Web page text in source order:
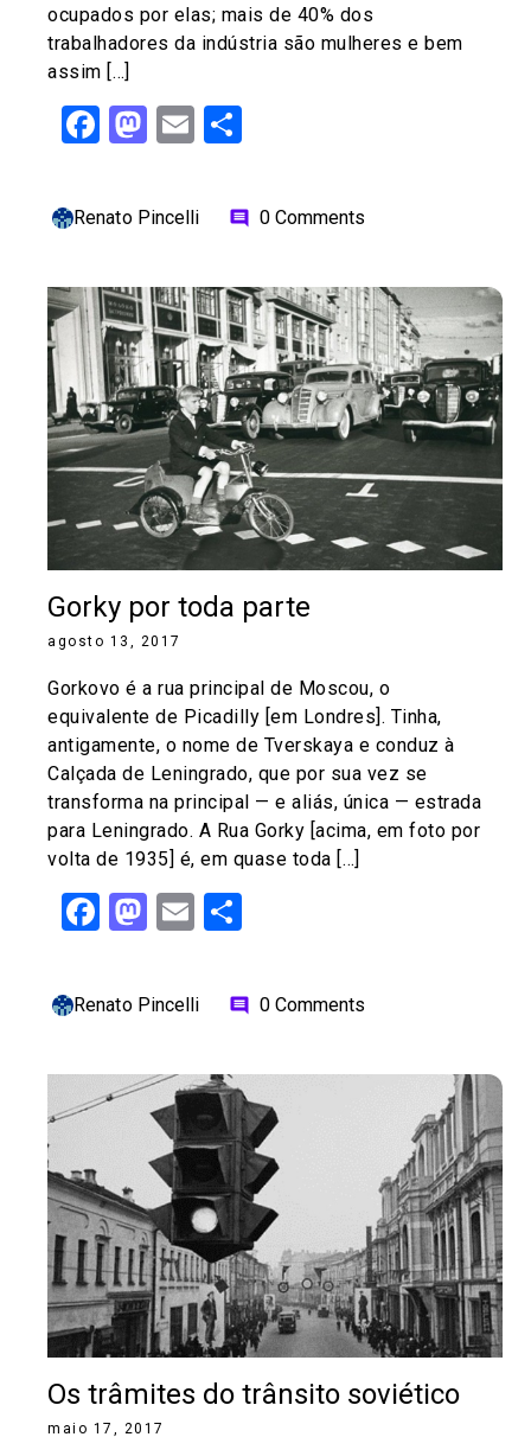
ocupados por elas; mais de 40% dos
trabalhadores da indústria são mulheres e bem
assim […]
Facebook
Mastodon
Email
Renato Pincelli comment 0 Comments
Gorky por toda parte
agosto 13, 2017
Gorkovo é a rua principal de Moscou, o
equivalente de Picadilly [em Londres]. Tinha,
antigamente, o nome de Tverskaya e conduz à
Calçada de Leningrado, que por sua vez se
transforma na principal — e aliás, única — estrada
para Leningrado. A Rua Gorky [acima, em foto por
volta de 1935] é, em quase toda […]
Facebook
Mastodon
Email
Renato Pincelli comment 0 Comments
Os trâmites do trânsito soviético
maio 17, 2017